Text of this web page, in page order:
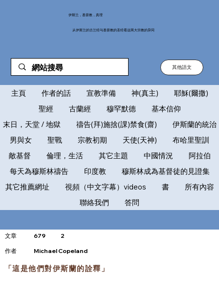
伊斯兰，基督教，真理
从伊斯兰的古兰经与基督教的圣经看这两大宗教的异同
其他語文
主頁 作者的話 宣教準備 神(真主)
耶穌(爾撒)
聖經
古蘭經 穆罕默德
基本信仰
末日，天堂 / 地獄
禱告(拜)施捨(課)禁食(齋)
伊斯蘭的統治
男與女
聖戰 宗教初期 天使(天神)
布哈里聖訓
敵基督
倫理，生活 其它主題 中國情況
阿拉伯
每天為穆斯林禱告
印度教
穆斯林成為基督徒的見證集
其它推薦網址
視頻（中文字幕）videos 書
所有內容
聯絡我們
答問
文章 679 2
​作者 Michael Copeland
「這是他們對伊斯蘭的詮釋」